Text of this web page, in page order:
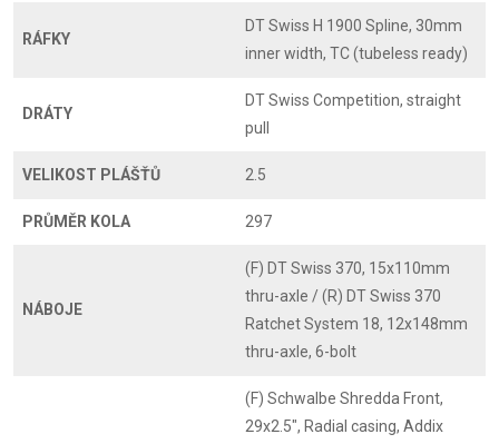
RÁFKY
DT Swiss H 1900 Spline, 30mm
inner width, TC (tubeless ready)
DRÁTY
DT Swiss Competition, straight
pull
VELIKOST PLÁŠŤŮ 2.5
PRŮMĚR KOLA 297
NÁBOJE
(F) DT Swiss 370, 15x110mm
thru-axle / (R) DT Swiss 370
Ratchet System 18, 12x148mm
thru-axle, 6-bolt
(F) Schwalbe Shredda Front,
29x2.5", Radial casing, Addix